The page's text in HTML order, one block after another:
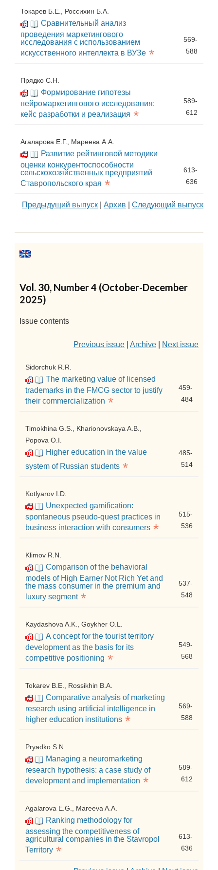
Токарев Б.Е., Россихин Б.А.
Сравнительный анализ
проведения маркетингового
исследования с использованием
искусственного интеллекта в ВУЗе *
569-
588
Прядко С.Н.
Формирование гипотезы
нейромаркетингового исследования:
кейс разработки и реализация *
589-
612
Агаларова Е.Г., Мареева А.А.
Развитие рейтинговой методики
оценки конкурентоспособности
сельскохозяйственных предприятий
Ставропольского края *
613-
636
Предыдущий выпуск Архив Следующий выпуск
Vol. 30, Number 4 (October-December
2025)
Issue contents
Previous issue Archive Next issue
Sidorchuk R.R.
The marketing value of licensed
trademarks in the FMCG sector to justify
their commercialization *
459-
484
Timokhina G.S., Kharionovskaya A.B.,
Popova O.I.
Higher education in the value
system of Russian students *
485-
514
Kotlyarov I.D.
Unexpected gamification:
spontaneous pseudo-quest practices in
business interaction with consumers *
515-
536
Klimov R.N.
Comparison of the behavioral
models of High Earner Not Rich Yet and
the mass consumer in the premium and
luxury segment *
537-
548
Kaydashova A.K., Goykher O.L.
A concept for the tourist territory
development as the basis for its
competitive positioning *
549-
568
Tokarev B.E., Rossikhin B.A.
Comparative analysis of marketing
research using artificial intelligence in
higher education institutions *
569-
588
Pryadko S.N.
Managing a neuromarketing
research hypothesis: a case study of
development and implementation *
589-
612
Agalarova E.G., Mareeva A.A.
Ranking methodology for
assessing the competitiveness of
agricultural companies in the Stavropol
Territory *
613-
636